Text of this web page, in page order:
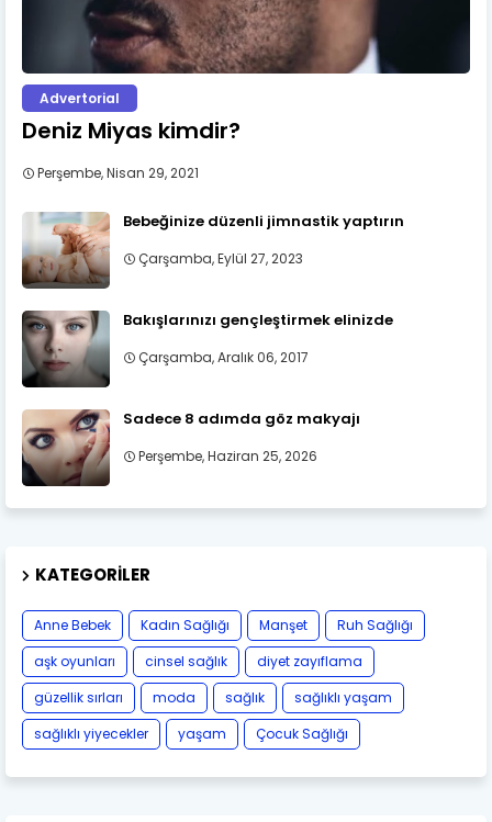
Advertorial
Deniz Miyas kimdir?
Perşembe, Nisan 29, 2021
Bebeğinize düzenli jimnastik yaptırın
Çarşamba, Eylül 27, 2023
Bakışlarınızı gençleştirmek elinizde
Çarşamba, Aralık 06, 2017
Sadece 8 adımda göz makyajı
Perşembe, Haziran 25, 2026
KATEGORILER
Anne Bebek Kadın Sağlığı Manşet
Ruh Sağlığı
aşk oyunları
cinsel sağlık
diyet zayıflama
güzellik sırları
moda sağlık
sağlıklı yaşam
sağlıklı yiyecekler
yaşam Çocuk Sağlığı